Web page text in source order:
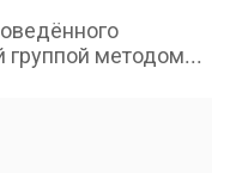
группой методом...